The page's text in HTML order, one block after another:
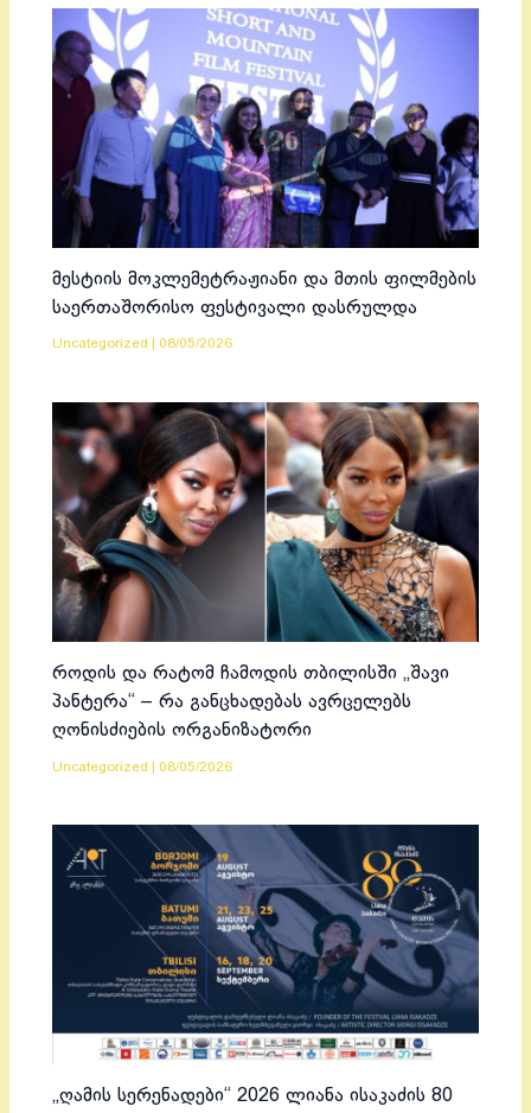
მესტიის მოკლემეტრაჟიანი და მთის ფილმების
საერთაშორისო ფესტივალი დასრულდა
Uncategorized 08/05/2026
როდის და რატომ ჩამოდის თბილისში „შავი
პანტერა“ – რა განცხადებას ავრცელებს
ღონისძიების ორგანიზატორი
Uncategorized 08/05/2026
„ღამის სერენადები“ 2026 ლიანა ისაკაძის 80